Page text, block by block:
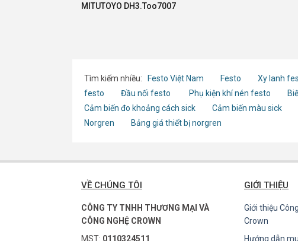
MITUTOYO DH3.Too7007
Tìm kiếm nhiều: Festo Việt Nam Festo Xy lanh
festo
Đầu nối festo Phụ kiện khí nén festo
Cảm biến đo khoảng cách sick
Cảm biến màu sick
Norgren
Bảng giá thiết bị norgren
VỀ CHÚNG TÔI
CÔNG TY TNHH THƯƠNG MẠI VÀ
CÔNG NGHỆ CROWN
MST: 0110324511
GIỚI THIỆU
Giới thiệu
Crown
Hướng dẫn